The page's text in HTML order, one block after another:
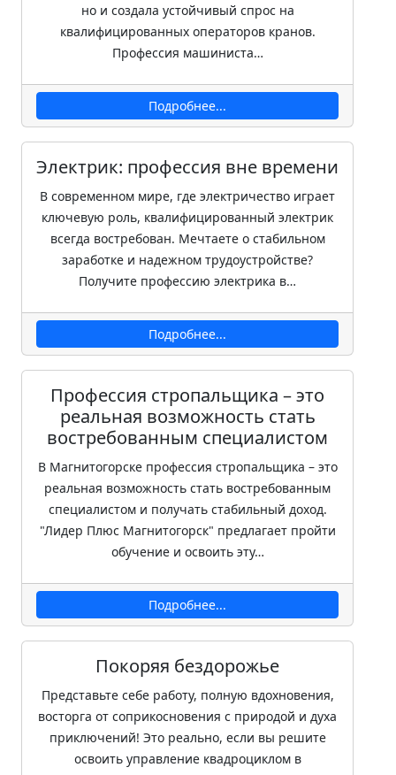
но и создала устойчивый спрос на
квалифицированных операторов кранов.
Профессия машиниста…
Подробнее...
Электрик: профессия вне времени
В современном мире, где электричество играет
ключевую роль, квалифицированный электрик
всегда востребован. Мечтаете о стабильном
заработке и надежном трудоустройстве?
Получите профессию электрика в…
Подробнее...
Профессия стропальщика – это
реальная возможность стать
востребованным специалистом
В Магнитогорске профессия стропальщика – это
реальная возможность стать востребованным
специалистом и получать стабильный доход.
"Лидер Плюс Магнитогорск" предлагает пройти
обучение и освоить эту…
Подробнее...
Покоряя бездорожье
Представьте себе работу, полную вдохновения,
восторга от соприкосновения с природой и духа
приключений! Это реально, если вы решите
освоить управление квадроциклом в